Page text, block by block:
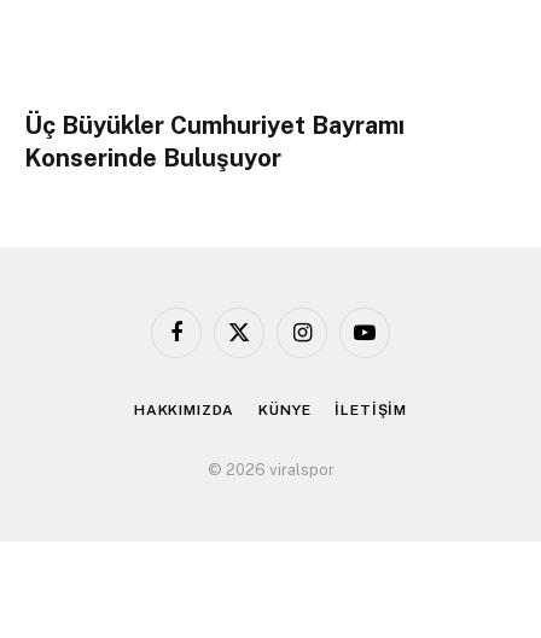
Üç Büyükler Cumhuriyet Bayramı
Konserinde Buluşuyor
Facebook
X
InstagramYouTube
HAKKIMIZDA KÜNYE İLETİŞİM
© 2026 viralspor